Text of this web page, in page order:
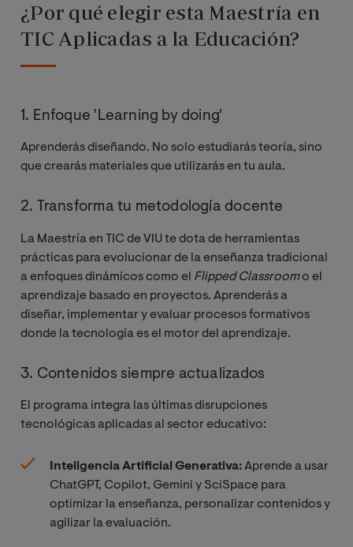
¿Por qué elegir esta Maestría en
TIC Aplicadas a la Educación?
1. Enfoque 'Learning by doing'
Aprenderás diseñando. No solo estudiarás teoría, sino
que crearás materiales que utilizarás en tu aula.
2. Transforma tu metodología docente
La Maestría en TIC de VIU te dota de herramientas
prácticas para evolucionar de la enseñanza tradicional
a enfoques dinámicos como el Flipped Classroomo el
aprendizaje basado en proyectos. Aprenderás a
diseñar, implementar y evaluar procesos formativos
donde la tecnología es el motor del aprendizaje.
3. Contenidos siempre actualizados
El programa integra las últimas disrupciones
tecnológicas aplicadas al sector educativo:
Inteligencia Artificial Generativa:Aprende a usar
ChatGPT, Copilot, Gemini y SciSpace para
optimizar la enseñanza, personalizar contenidos y
agilizar la evaluación.